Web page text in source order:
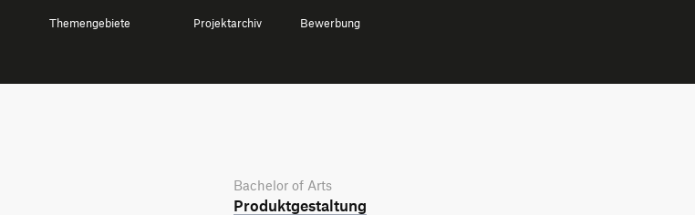
Themengebiete Projektarchiv Bewerbung
Bachelor of Arts
Produkt­gestaltung